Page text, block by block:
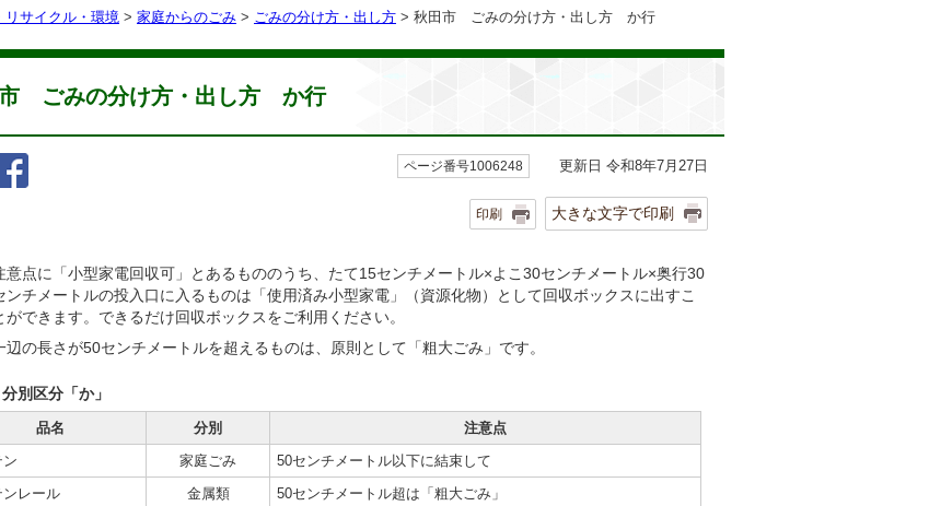
リサイクル・環境 > 家庭からのごみ > ごみの分け方・出し方 > 秋田市 ごみの分け方・出し方 か行
ごみの分け方・出し方 か行
ページ番号1006248 更新日 令和8年7月27日
印刷 大きな文字で印刷
意点に「小型家電回収可」とあるもののうち、たて15センチメートル×よこ30センチメートル×奥行30
ンチメートルの投入口に入るものは「使用済み小型家電」（資源化物）として回収ボックスに出すこ
ができます。できるだけ回収ボックスをご利用ください。
辺の長さが50センチメートルを超えるものは、原則として「粗大ごみ」です。
別区分「か」
品名 分別
注意点
ン
家庭ごみ
50センチメートル以下に結束して
ンレール
金属類
50センチメートル超は「粗大ごみ」